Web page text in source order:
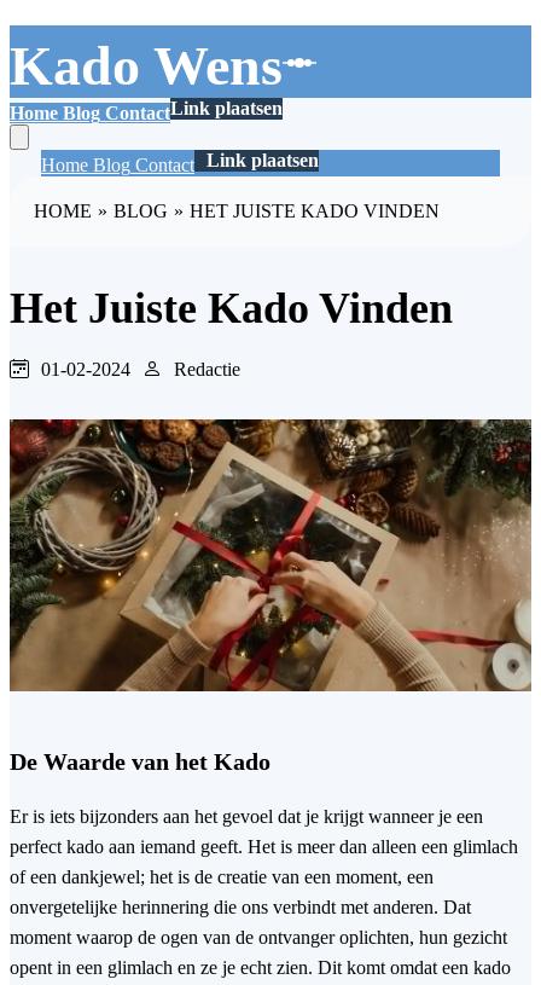
Kado Wens
Home Blog ContactLink plaatsen
HomeBlogContact Link plaatsen
HOME » BLOG » HET JUISTE KADO VINDEN
Het Juiste Kado Vinden
01-02-2024 Redactie
De Waarde van het Kado
Er is iets bijzonders aan het gevoel dat je krijgt wanneer je een
perfect kado aan iemand geeft. Het is meer dan alleen een glimlach
of een dankjewel; het is de creatie van een moment, een
onvergetelijke herinnering die ons verbindt met anderen. Dat
moment waarop de ogen van de ontvanger oplichten, hun gezicht
opent in een glimlach en ze je echt zien. Dit komt omdat een kado